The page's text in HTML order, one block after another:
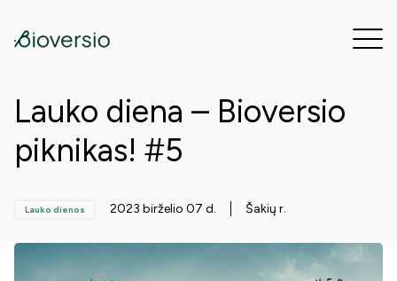
Lauko diena – Bioversio
piknikas! #5
Lauko dienos 2023 birželio 07 d. Šakių r.